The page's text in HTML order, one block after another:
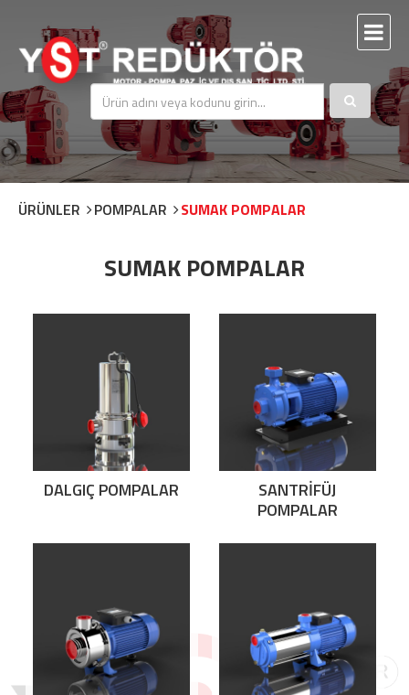
ÜRÜNLER POMPALAR SUMAK POMPALAR
SUMAK POMPALAR
DALGIÇ POMPALAR
SANTRİFÜJ
POMPALAR